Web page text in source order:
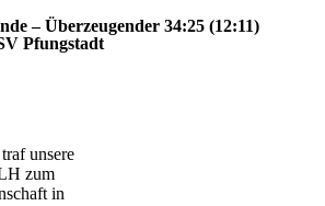
– Überzeugender 34:25 (12:11)
Pfungstadt
unsere
zum
in